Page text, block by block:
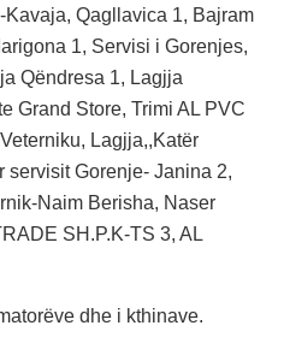
Qagllavica 1, Bajram
1, Servisi i Gorenjes,
Qëndresa 1, Lagjja
Grand Store, Trimi AL PVC
Lagjja,,Katër
servisit Gorenje- Janina 2,
Naim Berisha, Naser
SH.P.K-TS 3, AL
dhe i kthinave.